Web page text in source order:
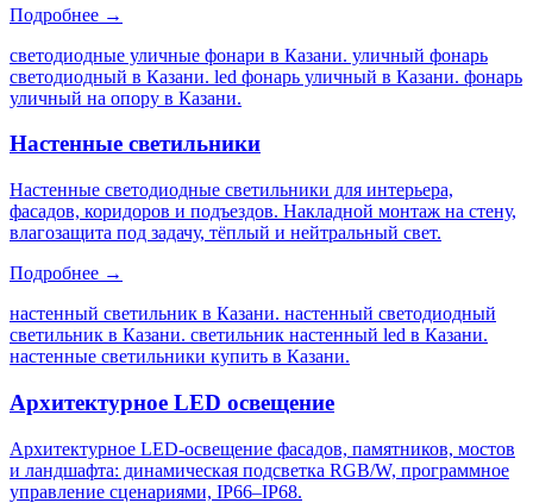
Подробнее →
светодиодные уличные фонари в Казани. уличный фонарь
светодиодный в Казани. led фонарь уличный в Казани. фонарь
уличный на опору в Казани.
Настенные светильники
Настенные светодиодные светильники для интерьера,
фасадов, коридоров и подъездов. Накладной монтаж на стену,
влагозащита под задачу, тёплый и нейтральный свет.
Подробнее →
настенный светильник в Казани. настенный светодиодный
светильник в Казани. светильник настенный led в Казани.
настенные светильники купить в Казани.
Архитектурное LED освещение
Архитектурное LED-освещение фасадов, памятников, мостов
и ландшафта: динамическая подсветка RGB/W, программное
управление сценариями, IP66–IP68.